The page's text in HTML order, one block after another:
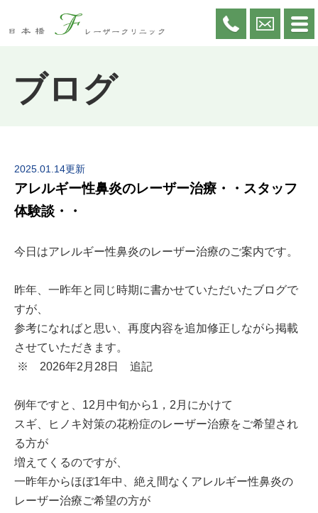
ブログ
2025.01.14更新
アレルギー性鼻炎のレーザー治療・・スタッフ
体験談・・
今日はアレルギー性鼻炎のレーザー治療のご案内です。
昨年、一昨年と同じ時期に書かせていただいたブログで
すが、
参考になればと思い、再度内容を追加修正しながら掲載
させていただきます。
※ 2026年2月28日 追記
例年ですと、12月中旬から1，2月にかけて
スギ、ヒノキ対策の花粉症のレーザー治療をご希望され
る方が
増えてくるのですが、
一昨年からほぼ1年中、絶え間なくアレルギー性鼻炎の
レーザー治療ご希望の方が